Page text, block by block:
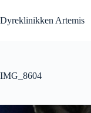
til
indhold
Dyreklinikken Artemis
IMG_8604